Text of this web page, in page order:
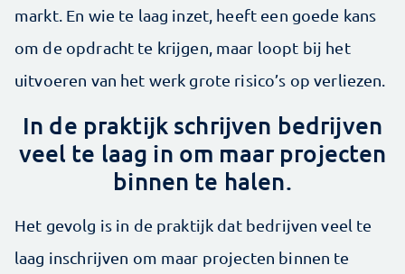
markt. En wie te laag inzet, heeft een goede kans
om de opdracht te krijgen, maar loopt bij het
uitvoeren van het werk grote risico’s op verliezen.
In de praktijk schrijven bedrijven
veel te laag in om maar projecten
binnen te halen.
Het gevolg is in de praktijk dat bedrijven veel te
laag inschrijven om maar projecten binnen te